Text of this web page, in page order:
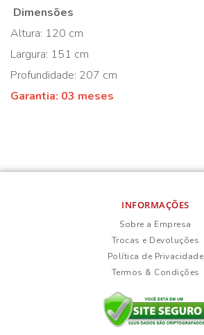
Dimensões
Altura: 120 cm
Largura: 151 cm
Profundidade: 207 cm
Garantia: 03 meses
INFORMAÇÕES
Sobre a Empresa
Trocas e Devoluções
Política de Privacidade
Termos & Condições